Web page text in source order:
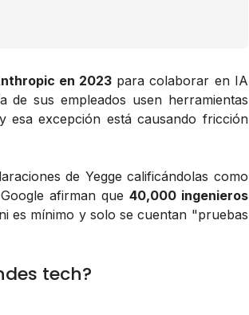
en 2023 para colaborar en IA
sus empleados usen herramientas
esa excepción está causando fricción
de Yegge calificándolas como
afirman que 40,000 ingenieros
es mínimo y solo se cuentan "pruebas
tech?